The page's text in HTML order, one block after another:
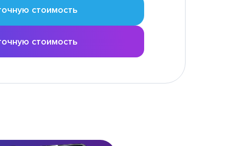
стоимость
стоимость